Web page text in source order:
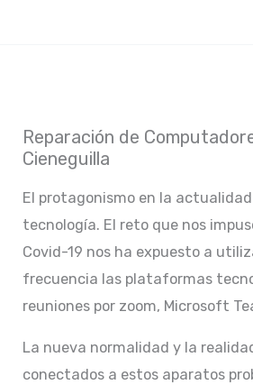
Reparación de
Cieneguilla
El protagonismo en la
tecnología. El reto que nos
Covid-19 nos ha expuesto a
frecuencia las plataformas
reuniones por zoom, Microsoft
La nueva normalidad y la
conectados a estos aparatos